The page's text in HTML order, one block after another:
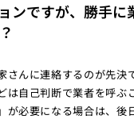
ンですが、勝手に
さんに連絡するのが先決
は自己判断で業者を呼ぶ
が必要になる場合は、後